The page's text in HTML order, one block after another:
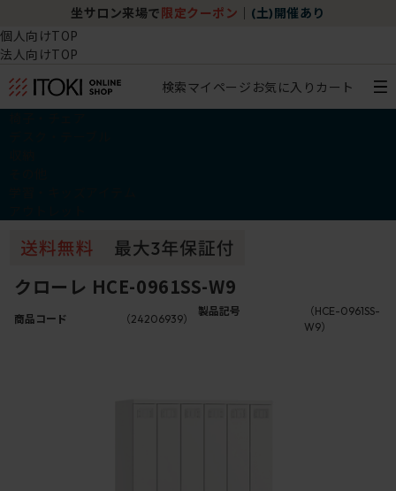
坐サロン来場で 限定クーポン (土)開催あり
個人向けTOP
法人向けTOP
検索マイページ お気に入り カート
クローレ HCE-0961SS-W9
商品コード （24206939）
製品記号
（HCE-0961SS-
W9）